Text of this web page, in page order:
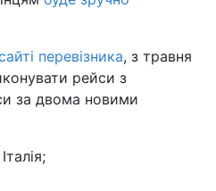
перевізника, з травня
рейси з
за двома новими